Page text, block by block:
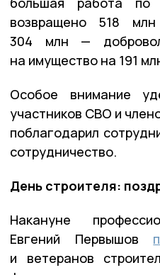
возвращено 518
304 млн —
на имущество на 191
Особое внимание
участников СВО и
поблагодарил
сотрудничество.
День строителя:
Накануне
Евгений Первышов
и ветеранов